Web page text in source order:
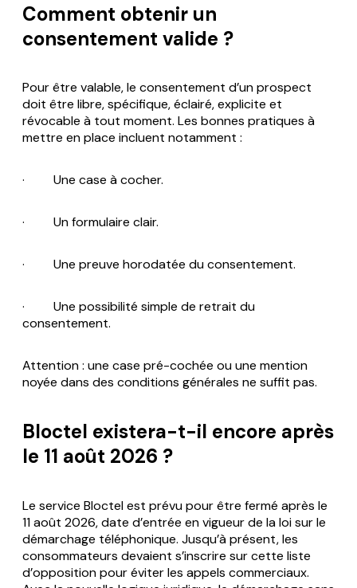
Comment obtenir un
consentement valide ?
Pour être valable, le consentement d’un prospect
doit être libre, spécifique, éclairé, explicite et
révocable à tout moment. Les bonnes pratiques à
mettre en place incluent notamment :
· Une case à cocher.
· Un formulaire clair.
· Une preuve horodatée du consentement.
· Une possibilité simple de retrait du
consentement.
Attention : une case pré-cochée ou une mention
noyée dans des conditions générales ne suffit pas.
Bloctel existera-t-il encore après
le 11 août 2026 ?
Le service Bloctel est prévu pour être fermé après le
11 août 2026, date d’entrée en vigueur de la loi sur le
démarchage téléphonique. Jusqu’à présent, les
consommateurs devaient s’inscrire sur cette liste
d’opposition pour éviter les appels commerciaux.